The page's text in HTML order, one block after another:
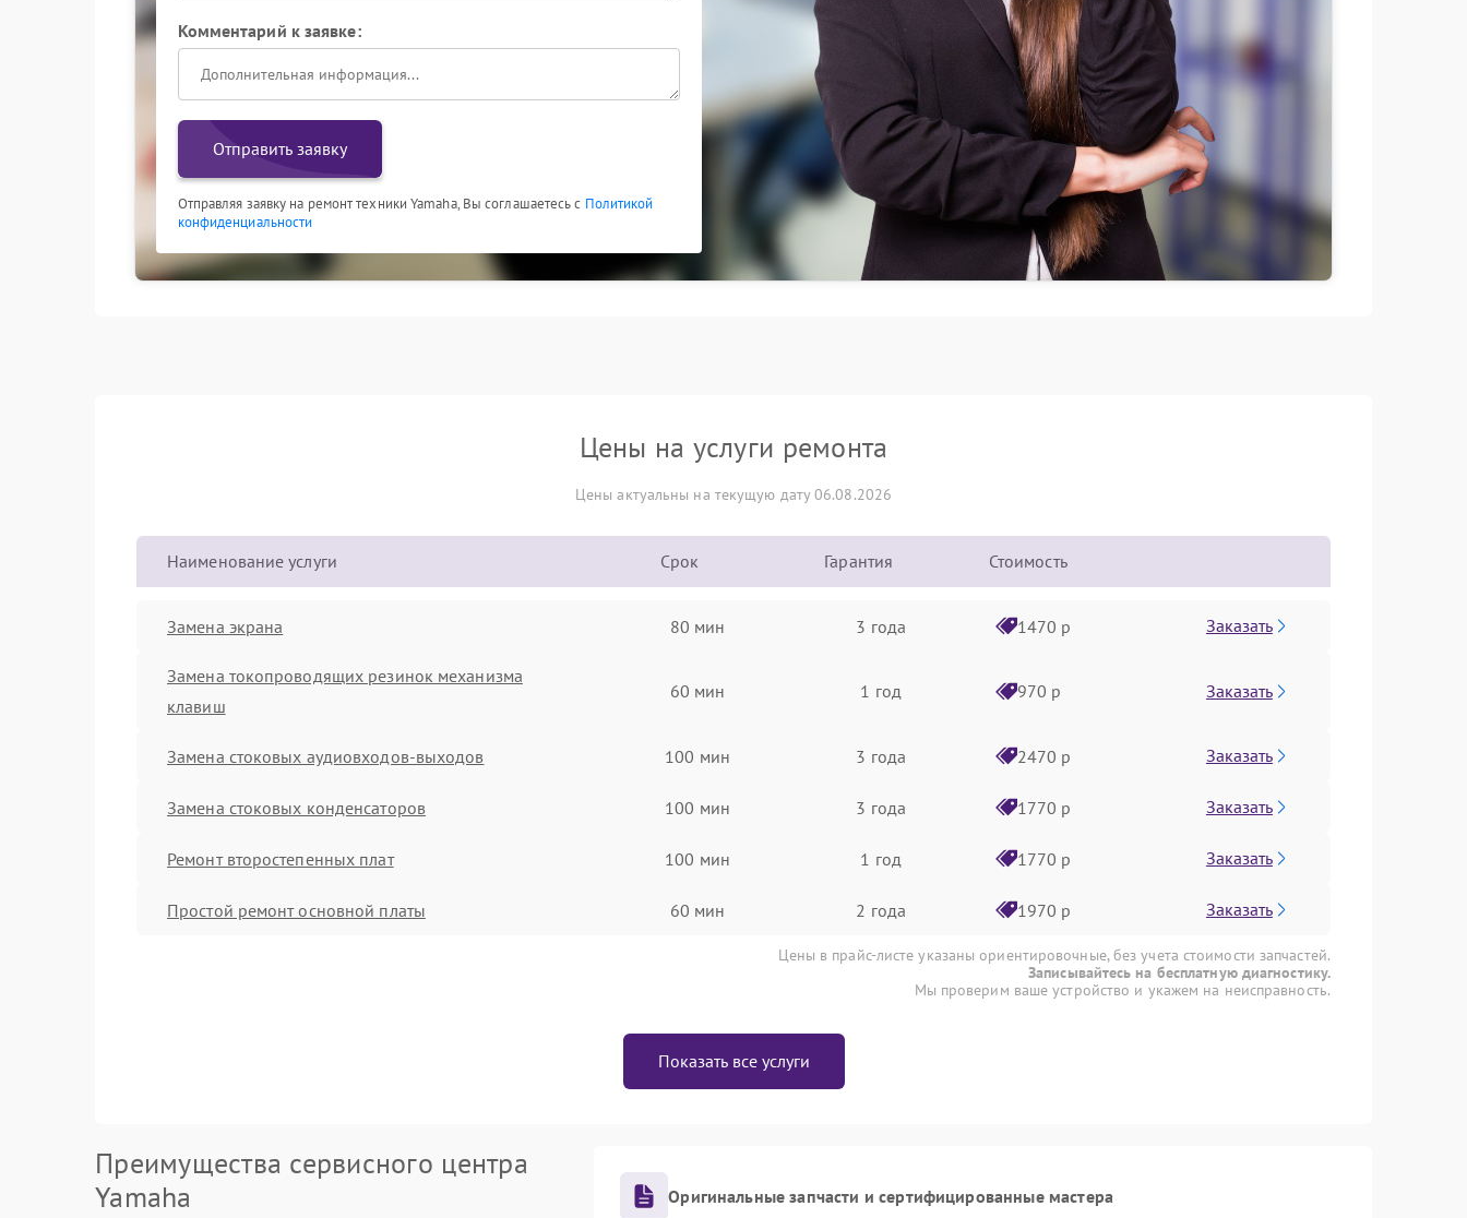
Комментарий к заявке:
Отправить заявку
Отправляя заявку на ремонт техники Yamaha, Вы соглашаетесь с Политикой
конфиденциальности
Цены на услуги ремонта
Цены актуальны на текущую дату 06.08.2026
Наименование услуги Срок Гарантия Стоимость
Замена экрана 80 мин 3 года 1470 р Заказать
Замена токопроводящих резинок механизма
клавиш
60 мин 1 год 970 р Заказать
Замена стоковых аудиовходов-выходов 100 мин 3 года 2470 р Заказать
Замена стоковых конденсаторов 100 мин 3 года 1770 р Заказать
Ремонт второстепенных плат 100 мин 1 год 1770 р Заказать
Простой ремонт основной платы 60 мин 2 года 1970 р Заказать
Цены в прайс-листе указаны ориентировочные, без учета стоимости запчастей.
Записывайтесь на бесплатную диагностику.
Мы проверим ваше устройство и укажем на неисправность.
Показать все услуги
Преимущества сервисного центра
Yamaha
Оригинальные запчасти и сертифицированные мастера